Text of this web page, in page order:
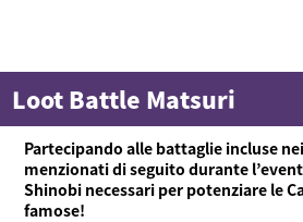
Guida online
Informazioni sul
Language
Loot Battle Matsuri
Partecipando alle battaglie incluse
menzionati di seguito durante
Shinobi necessari per potenziare le
famose!